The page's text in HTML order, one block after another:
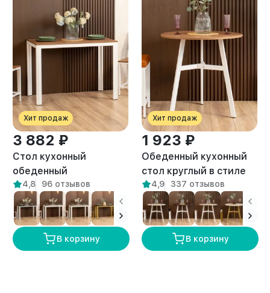
Хит продаж
3 882 ₽
Стол кухонный
обеденный
письменный Лофт Атаго
белый/амаретто
4,8 96 отзывов
В корзину
Хит продаж
1 923 ₽
Обеденный кухонный
стол круглый в стиле
Лофт Моро белый/
амаретто
4,9 337 отзывов
В корзину